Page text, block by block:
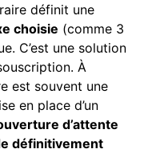
définit une
choisie (comme 3
C’est une solution
À
est souvent une
en place d’un
d’attente
définitivement